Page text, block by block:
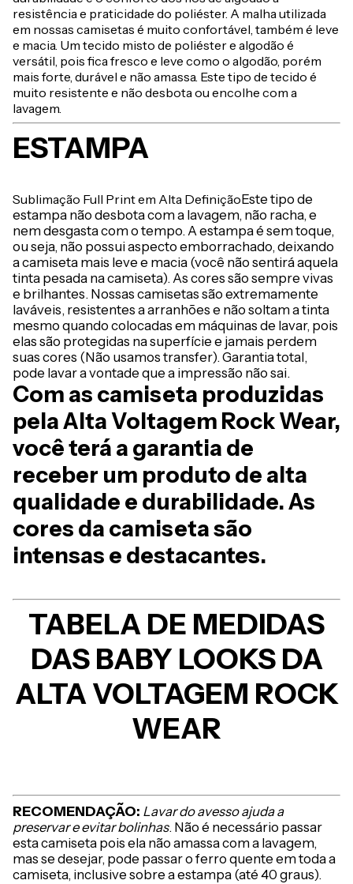
resistência e praticidade do poliéster. A malha utilizada
em nossas camisetas é muito confortável, também é leve
e macia. Um tecido misto de poliéster e algodão é
versátil, pois fica fresco e leve como o algodão, porém
mais forte, durável e não amassa. Este tipo de tecido é
muito resistente e não desbota ou encolhe com a
lavagem.
ESTAMPA
Sublimação Full Print em Alta DefiniçãoEste tipo de
estampa não desbota com a lavagem, não racha, e
nem desgasta com o tempo. A estampa é sem toque,
ou seja, não possui aspecto emborrachado, deixando
a camiseta mais leve e macia (você não sentirá aquela
tinta pesada na camiseta). As cores são sempre vivas
e brilhantes. Nossas camisetas são extremamente
laváveis, resistentes a arranhões e não soltam a tinta
mesmo quando colocadas em máquinas de lavar, pois
elas são protegidas na superfície e jamais perdem
suas cores (Não usamos transfer). Garantia total,
pode lavar a vontade que a impressão não sai.
Com as camiseta produzidas
pela Alta Voltagem Rock Wear,
você terá a garantia de
receber um produto de alta
qualidade e durabilidade. As
cores da camiseta são
intensas e destacantes.
TABELA DE MEDIDAS
DAS BABY LOOKS DA
ALTA VOLTAGEM ROCK
WEAR
RECOMENDAÇÃO: Lavar do avesso ajuda a
preservar e evitar bolinhas. Não é necessário passar
esta camiseta pois ela não amassa com a lavagem,
mas se desejar, pode passar o ferro quente em toda a
camiseta, inclusive sobre a estampa (até 40 graus).